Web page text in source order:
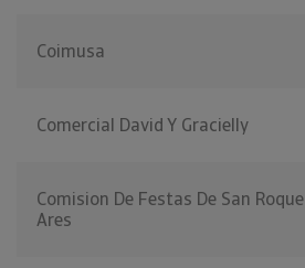
Coimusa
Comercial David Y Gracielly
Comision De Festas De San Roque
Ares